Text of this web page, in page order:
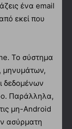
ένα email
εκεί που
Το σύστημα
μηνυμάτων,
δεδομένων
Παράλληλα,
μη-Android
ασύρματη